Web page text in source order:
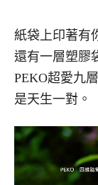
紙袋上印著有
還有一層塑膠
PEKO超愛九
是天生一對。